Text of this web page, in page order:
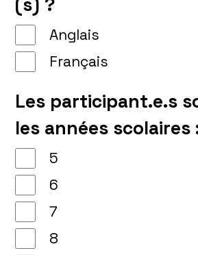
(s) ?
Anglais
Français
Les participant.e.s
les années scolaires
5
6
7
8